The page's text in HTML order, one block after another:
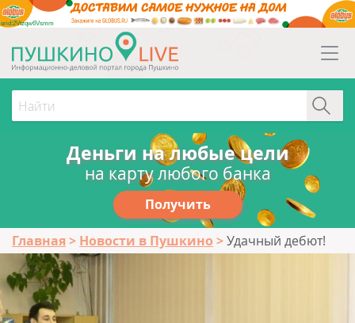
erid:2Vtzqw6Vsmm
Деньги на любые цели
на карту любого банка
Получить
Главная Новости в Пушкино Удачный дебют!